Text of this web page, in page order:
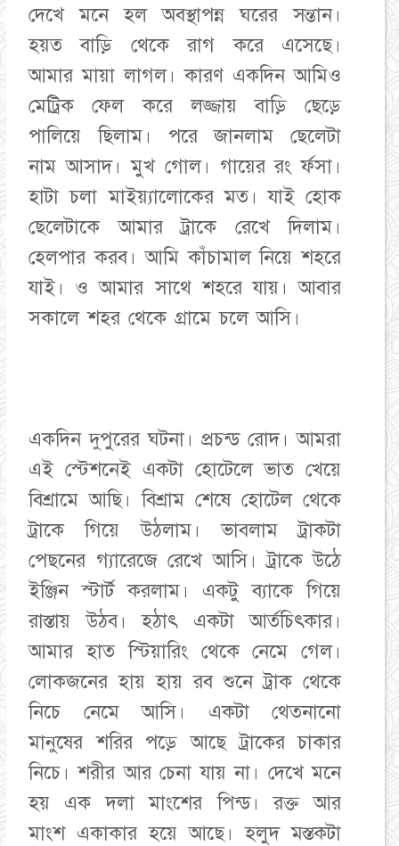
দেখে মনে হল অবস্থাপন্ন ঘরের সন্তান।
হয়ত বাড়ি থেকে রাগ করে এসেছে।
আমার মায়া লাগল। কারণ একদিন আমিও
মেট্রিক ফেল করে লজ্জায় বাড়ি ছেড়ে
পালিয়ে ছিলাম। পরে জানলাম ছেলেটা
নাম আসাদ। মুখ গোল। গায়ের রং র্ফসা।
হাটা চলা মাইয়্যালোকের মত। যাই হোক
ছেলেটাকে আমার ট্রাকে রেখে দিলাম।
হেলপার করব। আমি কাঁচামাল নিয়ে শহরে
যাই। ও আমার সাথে শহরে যায়। আবার
সকালে শহর থেকে গ্রামে চলে আসি।
একদিন দুপুরের ঘটনা। প্রচন্ড রোদ। আমরা
এই স্টেশনেই একটা হোটেলে ভাত খেয়ে
বিশ্রামে আছি। বিশ্রাম শেষে হোটেল থেকে
ট্রাকে গিয়ে উঠলাম। ভাবলাম ট্রাকটা
পেছনের গ্যারেজে রেখে আসি। ট্রাকে উঠে
ইঞ্জিন স্টার্ট করলাম। একটু ব্যাকে গিয়ে
রাস্তায় উঠব। হঠাৎ একটা আর্তচিৎকার।
আমার হাত স্টিয়ারিং থেকে নেমে গেল।
লোকজনের হায় হায় রব শুনে ট্রাক থেকে
নিচে নেমে আসি। একটা থেতনানো
মানুষের শরির পড়ে আছে ট্রাকের চাকার
নিচে। শরীর আর চেনা যায় না। দেখে মনে
হয় এক দলা মাংশের পিন্ড। রক্ত আর
মাংশ একাকার হয়ে আছে। হলুদ মস্তকটা